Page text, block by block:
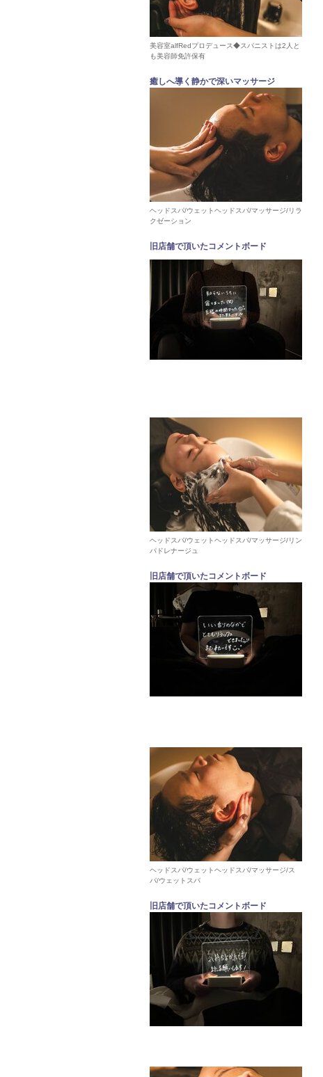
美容室alfRedプロデュース◆スパニストは2人と
も美容師免許保有
癒しへ導く静かで深いマッサージ
ヘッドスパ/ウェットヘッドスパ/マッサージ/リラ
クゼーション
旧店舗で頂いたコメントボード
ヘッドスパ/ウェットヘッドスパ/マッサージ/リン
パドレナージュ
旧店舗で頂いたコメントボード
ヘッドスパ/ウェットヘッドスパ/マッサージ/ス
パ/ウェットスパ
旧店舗で頂いたコメントボード